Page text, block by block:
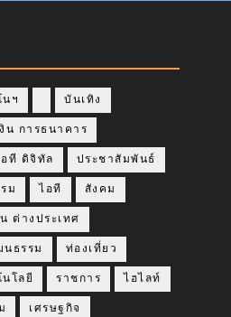
ฯ บันเทิง
น การธนาคาร
อที ดิจิทัล ประชาสัมพันธ์
ม ไอที สังคม
ต่างประเทศ
นธรรม ท่องเที่ยว
โลยี ราชการ ไฮไลท์
เศรษฐกิจ